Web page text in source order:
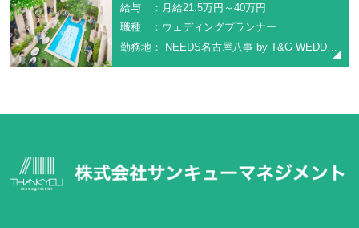
給与 ：月給21.5万円～40万円
職種 ：ウェディングプランナー
勤務地： NEEDS名古屋八事 by T&G WEDDING